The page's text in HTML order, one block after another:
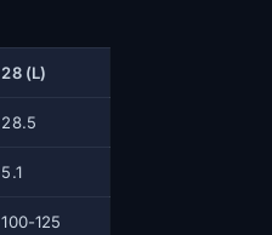
28 (L)
28.5
5.1
100-125